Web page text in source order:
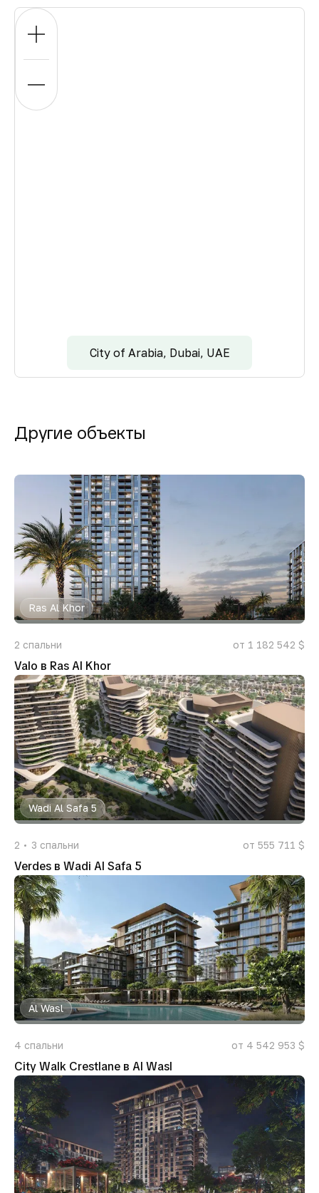
City of Arabia, Dubai, UAE
Другие объекты
Ras Al Khor
2 спальни от 1 182 542 $
Valo в Ras Al Khor
Wadi Al Safa 5
2 3 спальни от 555 711 $
Verdes в Wadi Al Safa 5
Al Wasl
4 спальни от 4 542 953 $
City Walk Crestlane в Al Wasl